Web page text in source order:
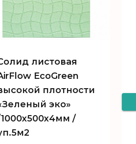
листовая
EcoGreen
плотности
эко»
/